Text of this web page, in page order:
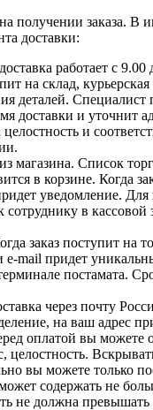
получении заказа. В
доставки:
работает с 9.00
на склад,
деталей.
доставки и уточнит
и
магазина. Список
в корзине. Когда
уведомление. Для
сотруднику в кассовой
заказ поступит на
e-mail придет
постамата.
через почту
на ваш адрес
оплатой вы можете
целостность.
вы можете только
содержать не
не должна превышать